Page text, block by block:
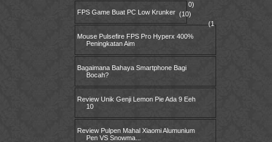
FPS Game Buat PC Low Krunker
Mouse Pulsefire FPS Pro Hyperx 400%
Peningkatan Aim
Bagaimana Bahaya Smartphone Bagi
Bocah?
Review Unik Genji Lemon Pie Ada 9 Eeh
10
Review Pulpen Mahal Xiaomi Alumunium
Pen VS Snowma...
0)
(10)
(1